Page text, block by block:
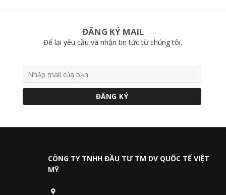
ĐĂNG KÝ MAIL
Để lại yêu cầu và nhận tin tức từ chúng tôi.
CÔNG TY TNHH ĐẦU TƯ TM DV QUỐC TẾ VIỆT
MỸ